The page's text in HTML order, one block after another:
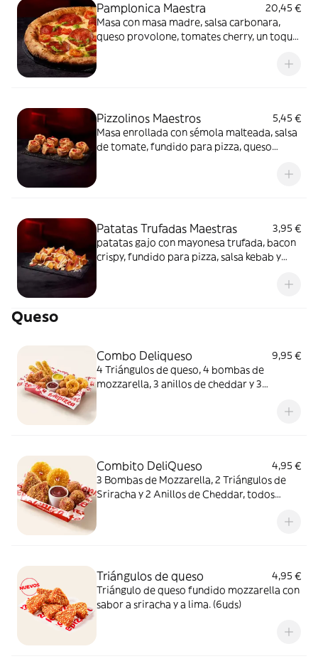
Pamplonica Maestra
20,45 €
Masa con masa madre, salsa carbonara,
queso provolone, tomates cherry, un toque
Pizzolinos Maestros
5,45 €
Masa enrollada con sémola malteada, salsa
de tomate, fundido para pizza, queso
Patatas Trufadas Maestras
3,95 €
patatas gajo con mayonesa trufada, bacon
crispy, fundido para pizza, salsa kebab y
Queso
Combo Deliqueso
9,95 €
4 Triángulos de queso, 4 bombas de
mozzarella, 3 anillos de cheddar y 3
Combito DeliQueso
4,95 €
3 Bombas de Mozzarella, 2 Triángulos de
Sriracha y 2 Anillos de Cheddar, todos
Triángulos de queso
4,95 €
Triángulo de queso fundido mozzarella con
sabor a sriracha y a lima. (6uds)